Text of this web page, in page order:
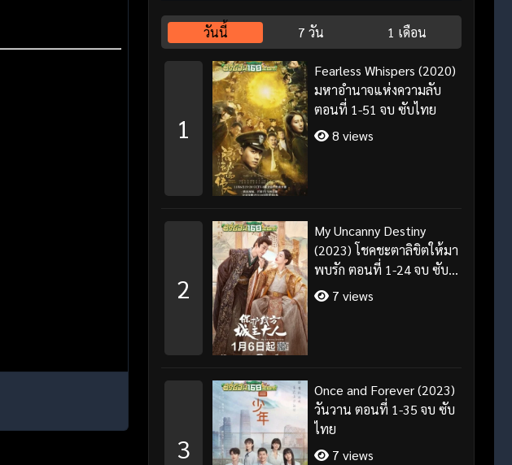
วันนี้ 7 วัน 1 เดือน
1
Fearless Whispers (2020)
มหาอำนาจแห่งความลับ
ตอนที่ 1-51 จบ ซับไทย
8 views
2
My Uncanny Destiny
(2023) โชคชะตาลิขิตให้มา
พบรัก ตอนที่ 1-24 จบ ซับ
ไทย/พากย์ไทย
7 views
3
Once and Forever (2023)
วันวาน ตอนที่ 1-35 จบ ซับ
ไทย
7 views